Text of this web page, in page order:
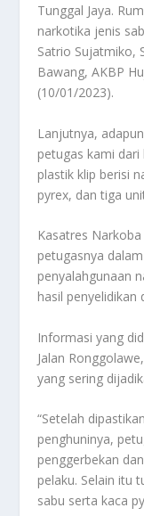
Tunggal Jaya.
narkotika jenis
Satrio Sujatmiko,
Bawang, AKBP
(10/01/2023).
Lanjutnya,
petugas kami dari
plastik klip berisi
pyrex, dan tiga
Kasatres
petugasnya
penyalahgunaan
hasil penyelidikan
Informasi yang
Jalan
yang sering
“Setelah
penghuninya,
penggerbekan
pelaku. Selain itu
sabu serta kaca